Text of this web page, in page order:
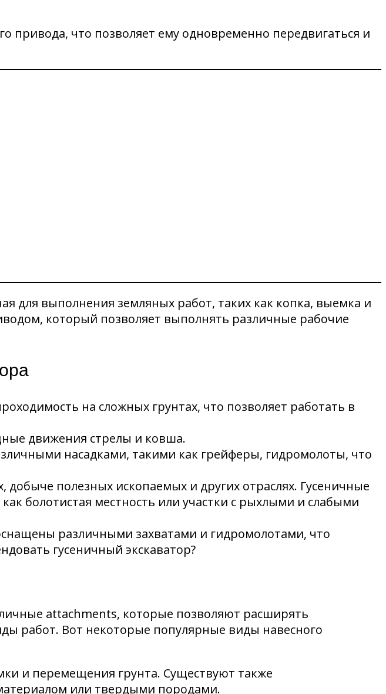
привода, что позволяет ему одновременно передвигаться и
для выполнения земляных работ, таких как копка, выемка и
который позволяет выполнять различные рабочие
на сложных грунтах, что позволяет работать в
движения стрелы и ковша.
насадками, такими как грейферы, гидромолоты, что
добыче полезных ископаемых и других отраслях. Гусеничные
болотистая местность или участки с рыхлыми и слабыми
различными захватами и гидромолотами, что
гусеничный экскаватор?
attachments, которые позволяют расширять
работ. Вот некоторые популярные виды навесного
и перемещения грунта. Существуют также
или твердыми породами.